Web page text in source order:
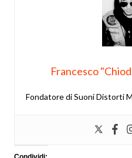
Francesco
Fondatore di Suoni Distorti